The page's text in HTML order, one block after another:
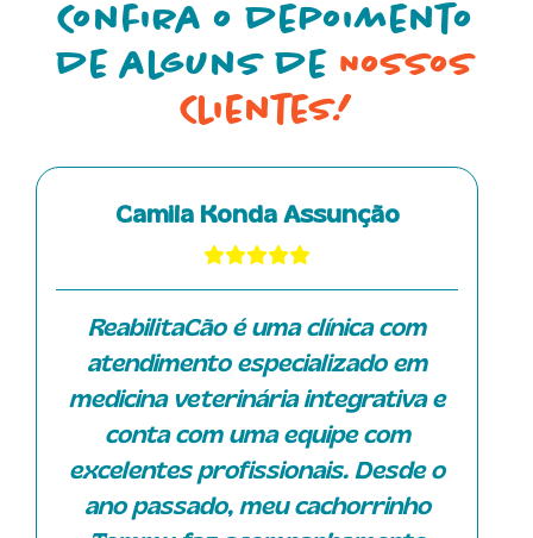
Confira o depoimento
de alguns de Nossos
Clientes!
Camila Konda Assunção
ReabilitaCão é uma clínica com
atendimento especializado em
medicina veterinária integrativa e
conta com uma equipe com
excelentes profissionais. Desde o
ano passado, meu cachorrinho